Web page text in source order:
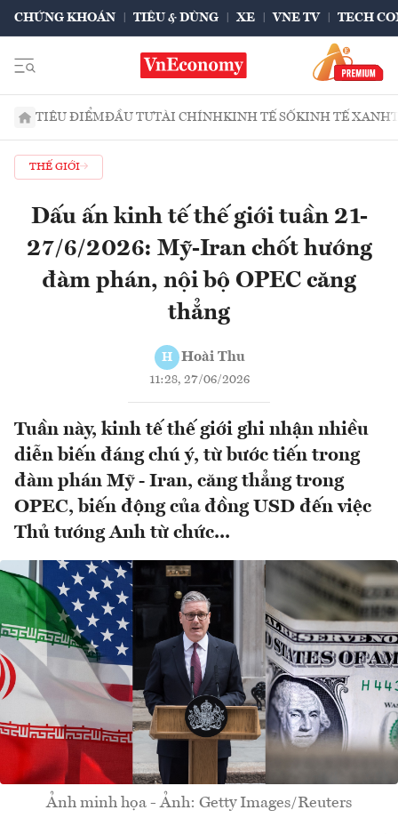
CHỨNG KHOÁN TIÊU & DÙNG XE VNE TV TECH
TIÊU ĐIỂMĐẦU TƯTÀI CHÍNHKINH TẾ SỐKINH TẾ XANH
THẾ GIỚI
Dấu ấn kinh tế thế giới tuần 21-
27/6/2026: Mỹ-Iran chốt hướng
đàm phán, nội bộ OPEC căng
thẳng
H Hoài Thu
11:28, 27/06/2026
Tuần này, kinh tế thế giới ghi nhận nhiều
diễn biến đáng chú ý, từ bước tiến trong
đàm phán Mỹ - Iran, căng thẳng trong
OPEC, biến động của đồng USD đến việc
Thủ tướng Anh từ chức...
Ảnh minh họa - Ảnh: Getty Images/Reuters